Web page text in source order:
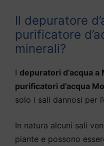
Il depuratore
purificatore
minerali?
I depuratori d’acqua
purificatori d’acqua
solo i sali dannosi per
In natura alcuni sali
piante e possono